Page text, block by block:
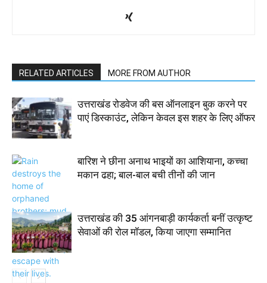
RELATED ARTICLES MORE FROM AUTHOR
उत्तराखंड रोडवेज की बस ऑनलाइन बुक करने पर
पाएं डिस्काउंट, लेकिन केवल इस शहर के लिए ऑफर
बारिश ने छीना अनाथ भाइयों का आशियाना, कच्चा
मकान ढहा; बाल-बाल बची तीनों की जान
उत्तराखंड की 35 आंगनबाड़ी कार्यकर्ता बनीं उत्कृष्ट
सेवाओं की रोल मॉडल, किया जाएगा सम्मानित